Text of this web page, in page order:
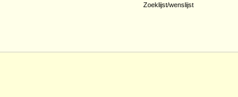
Zoeklijst/wenslijst